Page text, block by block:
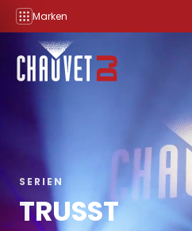
Zum Inhalt springen
Marken
SERIEN
TRUSST